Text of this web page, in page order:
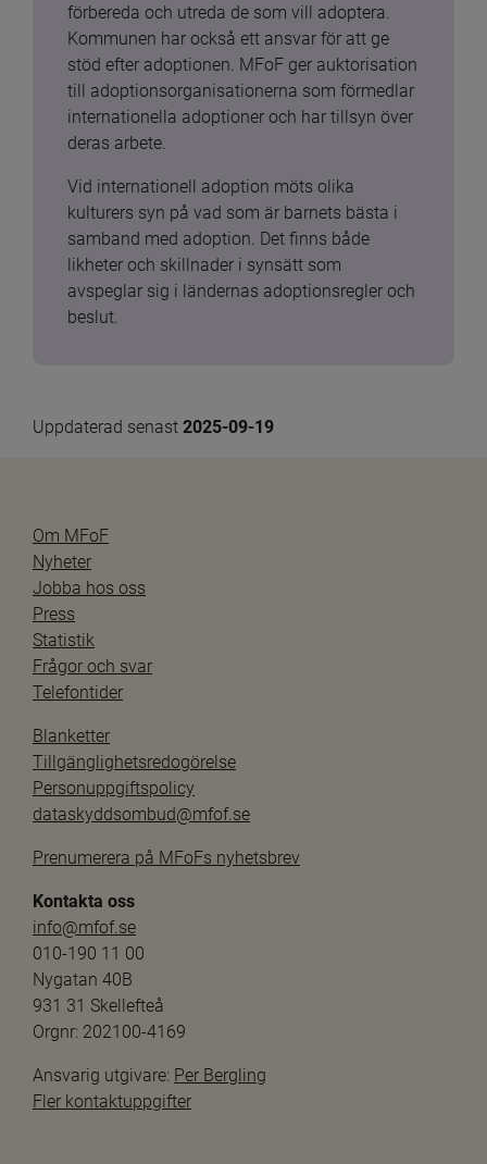
förbereda och utreda de som vill adoptera.
Kommunen har också ett ansvar för att ge
stöd efter adoptionen. MFoF ger auktorisation
till adoptionsorganisationerna som förmedlar
internationella adoptioner och har tillsyn över
deras arbete.
Vid internationell adoption möts olika
kulturers syn på vad som är barnets bästa i
samband med adoption. Det finns både
likheter och skillnader i synsätt som
avspeglar sig i ländernas adoptionsregler och
beslut.
Uppdaterad senast 2025-09-19
Om MFoF
Nyheter
Jobba hos oss
Press
Statistik
Frågor och svar
Telefontider
Blanketter
Tillgänglighetsredogörelse
Personuppgiftspolicy
dataskyddsombud@mfof.se
Prenumerera på MFoFs nyhetsbrev
Kontakta oss
info@mfof.se
010-190 11 00
Nygatan 40B
931 31 Skellefteå
Orgnr: 202100-4169
Ansvarig utgivare: Per Bergling
Fler kontaktuppgifter